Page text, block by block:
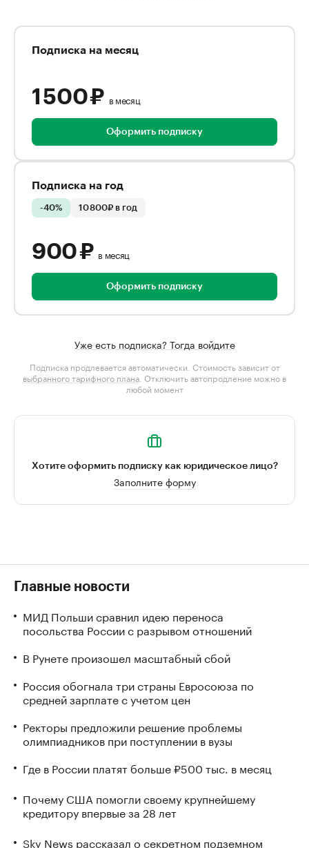
Подписка на месяц
1 500 ₽ в месяц
Оформить подписку
Подписка на год
-40% 10 800₽ в год
900 ₽ в месяц
Оформить подписку
Уже есть подписка? Тогда войдите
Подписка продлевается автоматически. Стоимость зависит от
выбранного тарифного плана . Отключить автопродление можно в
любой момент
Хотите оформить подписку как юридическое лицо?
Заполните форму
Главные новости
МИД Польши сравнил идею переноса
посольства России с разрывом отношений
В Рунете произошел масштабный сбой
Россия обогнала три страны Евросоюза по
средней зарплате с учетом цен
Ректоры предложили решение проблемы
олимпиадников при поступлении в вузы
Где в России платят больше ₽500 тыс. в месяц
Почему США помогли своему крупнейшему
кредитору впервые за 28 лет
Sky News рассказал о секретном подземном